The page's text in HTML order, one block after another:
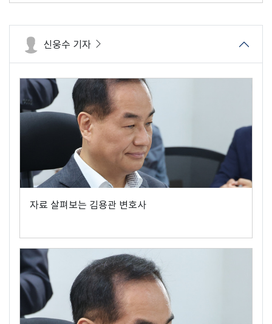
신웅수 기자
자료 살펴보는 김용관 변호사